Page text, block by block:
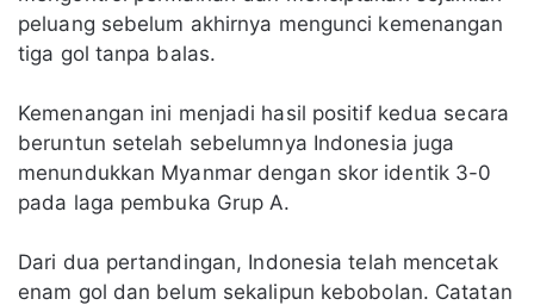
peluang sebelum akhirnya mengunci kemenangan
tiga gol tanpa balas.
Kemenangan ini menjadi hasil positif kedua secara
beruntun setelah sebelumnya Indonesia juga
menundukkan Myanmar dengan skor identik 3-0
pada laga pembuka Grup A.
Dari dua pertandingan, Indonesia telah mencetak
enam gol dan belum sekalipun kebobolan. Catatan